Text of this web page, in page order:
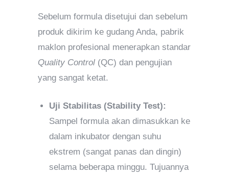
Sebelum formula disetujui dan sebelum
produk dikirim ke gudang Anda, pabrik
maklon profesional menerapkan standar
Quality Control (QC) dan pengujian
yang sangat ketat.
Uji Stabilitas (Stability Test):
Sampel formula akan dimasukkan ke
dalam inkubator dengan suhu
ekstrem (sangat panas dan dingin)
selama beberapa minggu. Tujuannya